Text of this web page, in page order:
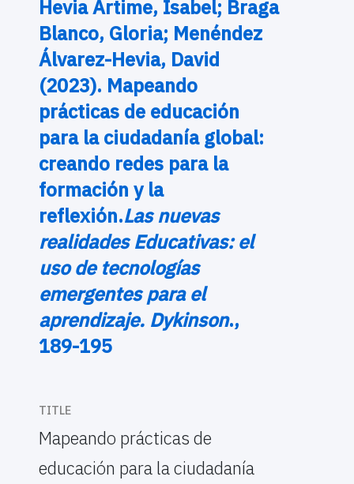
Hevia Artime, Isabel; Braga
Blanco, Gloria; Menéndez
Álvarez-Hevia, David
(2023). Mapeando
prácticas de educación
para la ciudadanía global:
creando redes para la
formación y la
reflexión.Las nuevas
realidades Educativas: el
uso de tecnologías
emergentes para el
aprendizaje. Dykinson.,
189-195
TITLE
Mapeando prácticas de
educación para la ciudadanía